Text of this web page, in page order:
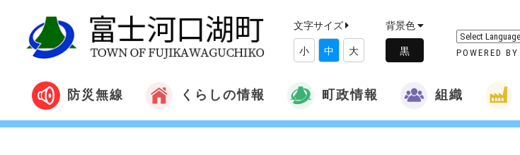
文字サイズ
小 中 大
背景色
POWERED BY
防災無線 くらしの情報 町政情報 組織